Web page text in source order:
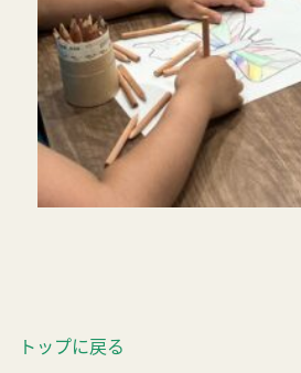
トップに戻る